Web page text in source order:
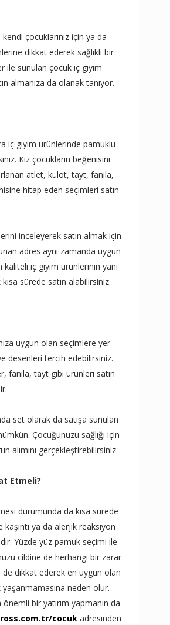
çocuklarınız için ya da
dikkat ederek sağlıklı bir
ile sunulan çocuk iç giyim
almanıza da olanak tanıyor.
iç giyim ürünlerinde pamuklu
Kız çocukların beğenisini
atlet, külot, tayt, fanila,
hitap eden seçimleri satın
inceleyerek satın almak için
adres aynı zamanda uygun
kaliteli iç giyim ürünlerinin yanı
sürede satın alabilirsiniz.
uygun olan seçimlere yer
desenleri tercih edebilirsiniz.
fanila, tayt gibi ürünleri satın
set olarak da satışa sunulan
Çocuğunuzu sağlığı için
alımını gerçekleştirebilirsiniz.
Etmeli?
durumunda da kısa sürede
ya da alerjik reaksiyon
Yüzde yüz pamuk seçimi ile
cildine de herhangi bir zarar
de dikkat ederek en uygun olan
neden olur.
önemli bir yatırım yapmanın da
cocuk adresinden